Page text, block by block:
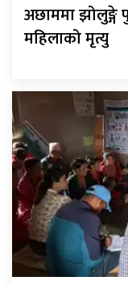
अछाममा झोलुङ्गे
महिलाको मृत्यु